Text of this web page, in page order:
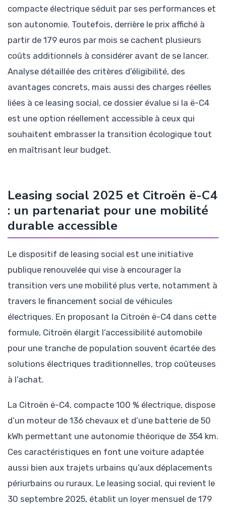
compacte électrique séduit par ses performances et
son autonomie. Toutefois, derrière le prix affiché à
partir de 179 euros par mois se cachent plusieurs
coûts additionnels à considérer avant de se lancer.
Analyse détaillée des critères d’éligibilité, des
avantages concrets, mais aussi des charges réelles
liées à ce leasing social, ce dossier évalue si la ë-C4
est une option réellement accessible à ceux qui
souhaitent embrasser la transition écologique tout
en maîtrisant leur budget.
Leasing social 2025 et Citroën ë-C4
: un partenariat pour une mobilité
durable accessible
Le dispositif de leasing social est une initiative
publique renouvelée qui vise à encourager la
transition vers une mobilité plus verte, notamment à
travers le financement social de véhicules
électriques. En proposant la Citroën ë-C4 dans cette
formule, Citroën élargit l’accessibilité automobile
pour une tranche de population souvent écartée des
solutions électriques traditionnelles, trop coûteuses
à l’achat.
La Citroën ë-C4, compacte 100 % électrique, dispose
d’un moteur de 136 chevaux et d’une batterie de 50
kWh permettant une autonomie théorique de 354 km.
Ces caractéristiques en font une voiture adaptée
aussi bien aux trajets urbains qu’aux déplacements
périurbains ou ruraux. Le leasing social, qui revient le
30 septembre 2025, établit un loyer mensuel de 179